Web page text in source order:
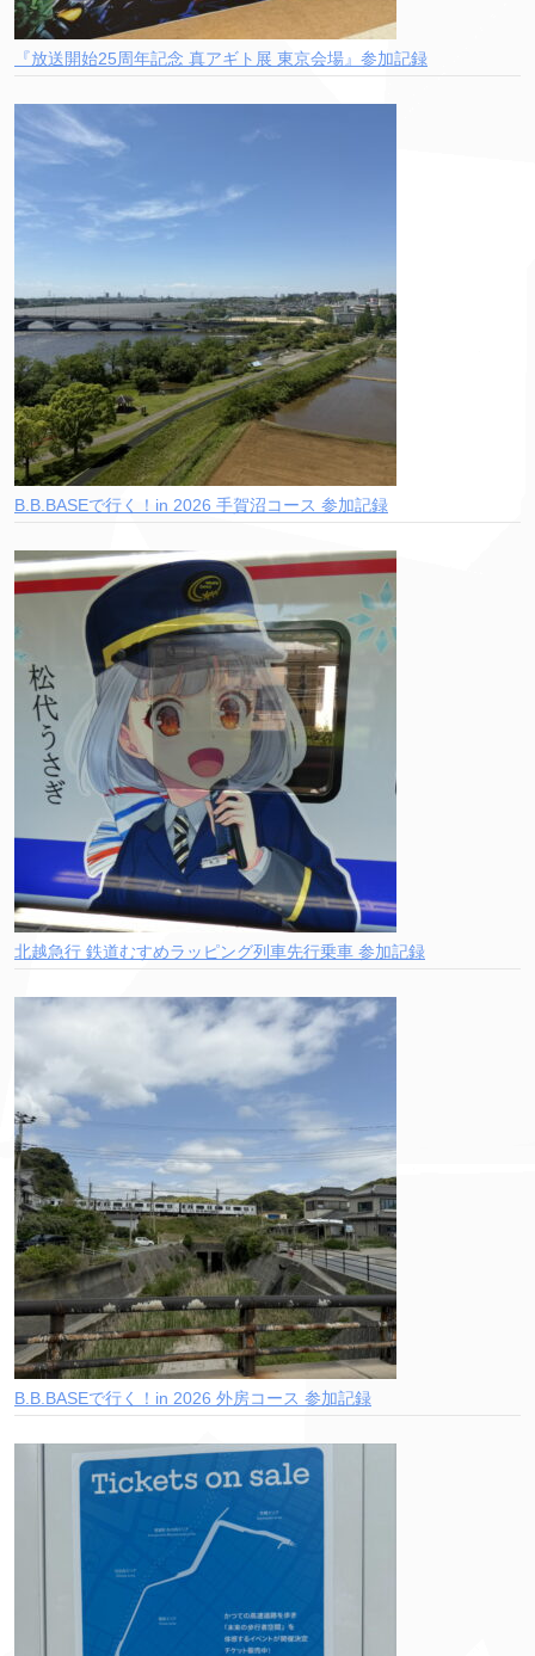
『放送開始25周年記念 真アギト展 東京会場』参加記録
B.B.BASEで行く！in 2026 手賀沼コース 参加記録
北越急行 鉄道むすめラッピング列車先行乗車 参加記録
B.B.BASEで行く！in 2026 外房コース 参加記録